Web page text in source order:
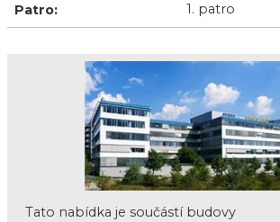
Patro: 1. patro
Tato nabídka je součástí budovy